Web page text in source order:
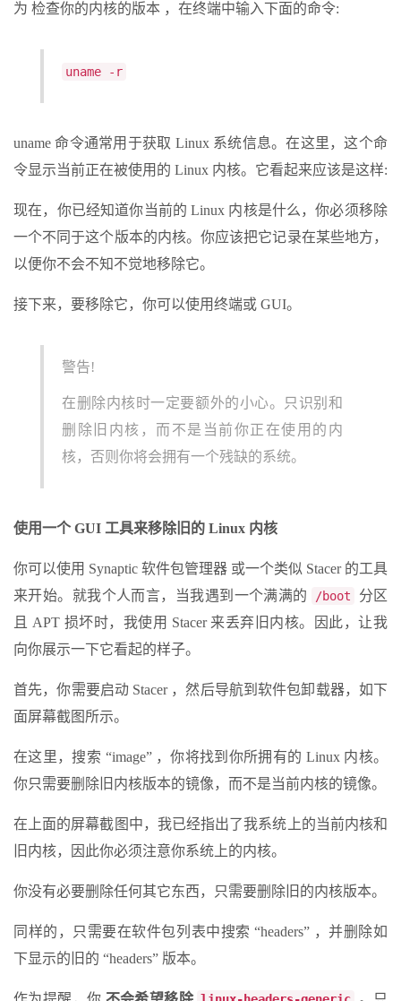
为 检查你的内核的版本 ，在终端中输入下面的命令:
uname -r
uname 命令通常用于获取 Linux 系统信息。在这里，这个命
令显示当前正在被使用的 Linux 内核。它看起来应该是这样:
现在，你已经知道你当前的 Linux 内核是什么，你必须移除
一个不同于这个版本的内核。你应该把它记录在某些地方，
以便你不会不知不觉地移除它。
接下来，要移除它，你可以使用终端或 GUI。
警告!
在删除内核时一定要额外的小心。只识别和
删除旧内核，而不是当前你正在使用的内
核，否则你将会拥有一个残缺的系统。
使用一个 GUI 工具来移除旧的 Linux 内核
你可以使用 Synaptic 软件包管理器 或一个类似 Stacer 的工具
来开始。就我个人而言，当我遇到一个满满的
/boot
分区
且 APT 损坏时，我使用 Stacer 来丢弃旧内核。因此，让我
向你展示一下它看起的样子。
首先，你需要启动 Stacer ，然后导航到软件包卸载器，如下
面屏幕截图所示。
在这里，搜索 “image” ，你将找到你所拥有的 Linux 内核。
你只需要删除旧内核版本的镜像，而不是当前内核的镜像。
在上面的屏幕截图中，我已经指出了我系统上的当前内核和
旧内核，因此你必须注意你系统上的内核。
你没有必要删除任何其它东西，只需要删除旧的内核版本。
同样的，只需要在软件包列表中搜索 “headers” ，并删除如
下显示的旧的 “headers” 版本。